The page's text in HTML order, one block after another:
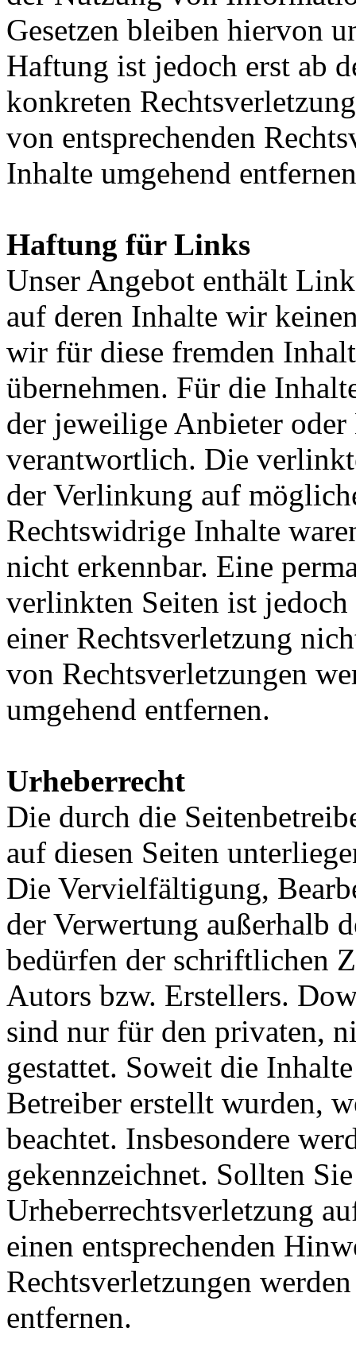
Gesetzen bleiben hiervon
Haftung ist jedoch erst ab
konkreten
von entsprechenden
Inhalte umgehend
Haftung für Links
Unser Angebot enthält
auf deren Inhalte wir
wir für diese fremden
übernehmen. Für die
der jeweilige Anbieter oder
verantwortlich. Die
der Verlinkung auf
Rechtswidrige Inhalte
nicht erkennbar. Eine
verlinkten Seiten ist
einer Rechtsverletzung
von Rechtsverletzungen
umgehend entfernen.
Urheberrecht
Die durch die
auf diesen Seiten
Die Vervielfältigung,
der Verwertung außerhalb
bedürfen der schriftlichen
Autors bzw. Erstellers.
sind nur für den privaten,
gestattet. Soweit die
Betreiber erstellt wurden,
beachtet. Insbesondere
gekennzeichnet. Sollten
Urheberrechtsverletzung
einen entsprechenden
Rechtsverletzungen
entfernen.